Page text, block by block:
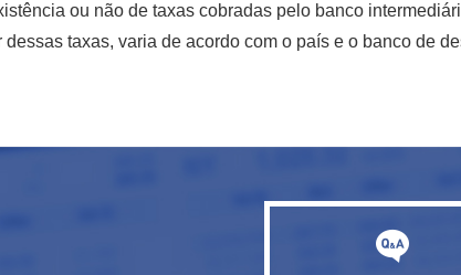
ou não de taxas cobradas pelo banco
dessas taxas, varia de acordo com o país e o banco de